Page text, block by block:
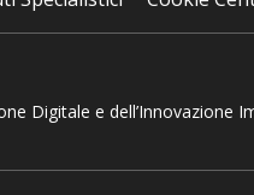
Digitale e dell’Innovazione